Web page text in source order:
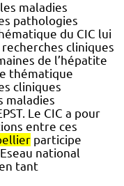
maladies
pathologies
du CIC lui
cliniques
de l’hépatite
thématique
cliniques
maladies
Le CIC a pour
entre ces
participe
national
tant